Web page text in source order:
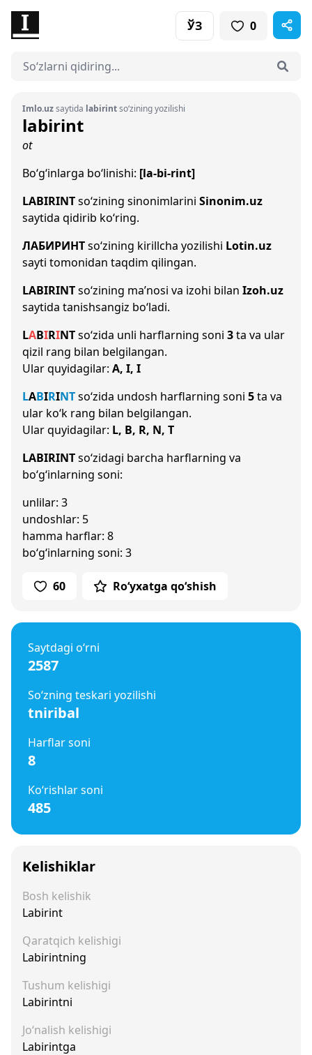
ЎЗ 0
Imlo.uzsaytida labirintso‘zining yozilishi
labirint
ot
Bo‘g‘inlarga bo‘linishi: [la-bi-rint]
LABIRINTso‘zining sinonimlarini Sinonim.uz
saytida qidirib ko‘ring.
ЛАБИРИНТso‘zining kirillcha yozilishi Lotin.uz
sayti tomonidan taqdim qilingan.
LABIRINTso‘zining ma’nosi va izohi bilan Izoh.uz
saytida tanishsangiz bo‘ladi.
LABIRINTso‘zida unli harflarning soni 3ta va ular
qizil rang bilan belgilangan.
Ular quyidagilar: A, I, I
LABIRINTso‘zida undosh harflarning soni 5ta va
ular ko‘k rang bilan belgilangan.
Ular quyidagilar: L, B, R, N, T
LABIRINTso‘zidagi barcha harflarning va
bo‘g‘inlarning soni:
unlilar: 3
undoshlar: 5
hamma harflar: 8
bo‘g‘inlarning soni: 3
60 Ro‘yxatga qo‘shish
Saytdagi o‘rni
2587
So‘zning teskari yozilishi
tniribal
Harflar soni
8
Ko‘rishlar soni
485
Kelishiklar
Bosh kelishik
Labirint
Qaratqich kelishigi
Labirintning
Tushum kelishigi
Labirintni
Jo‘nalish kelishigi
Labirintga